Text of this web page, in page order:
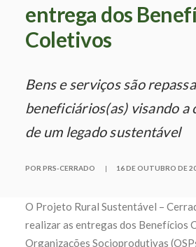
entrega dos
Coletivos
Bens e serviços são
beneficiários(as) visando a
de um legado sustentável
POR PRS-CERRADO | 16 DE OUTUBRO DE
O Projeto Rural Sustentável –
realizar as entregas dos Benefícios
Organizações Socioprodutivas